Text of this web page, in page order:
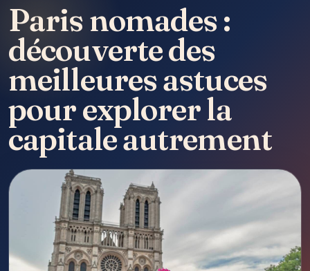
Paris nomades :
découverte des
meilleures astuces
pour explorer la
capitale autrement